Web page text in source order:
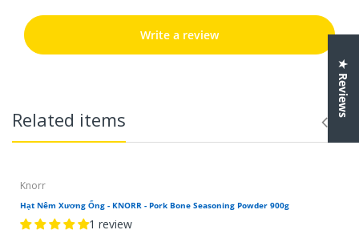
Write a review
Related items
Knorr
Hạt Nêm Xương Ống - KNORR - Pork Bone Seasoning Powder 900g
1 review
★ Reviews